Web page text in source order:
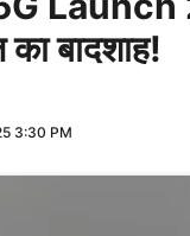
बादशाह!
3:30 PM